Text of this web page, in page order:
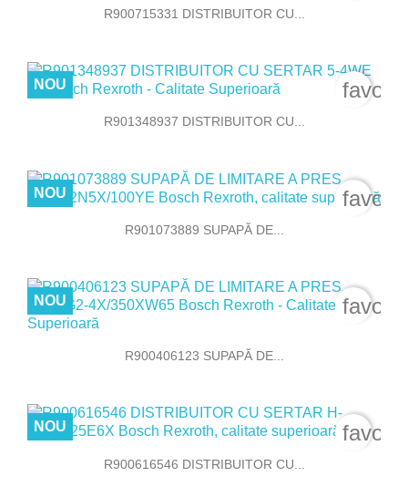
R900715331 DISTRIBUITOR CU...
R901348937 DISTRIBUITOR CU...
NOU
R901073889 SUPAPĂ DE...
NOU
R900406123 SUPAPĂ DE...
NOU
R900616546 DISTRIBUITOR CU...
NOU